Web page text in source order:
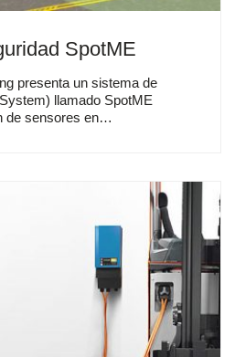
SpotME
presenta un sistema de
llamado SpotME
de sensores en…